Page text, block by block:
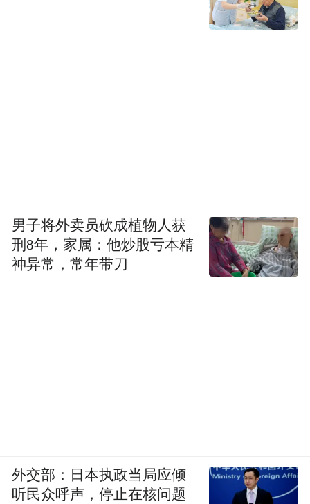
男子将外卖员砍成植物人获
刑8年，家属：他炒股亏本精
神异常，常年带刀
外交部：日本执政当局应倾
听民众呼声，停止在核问题